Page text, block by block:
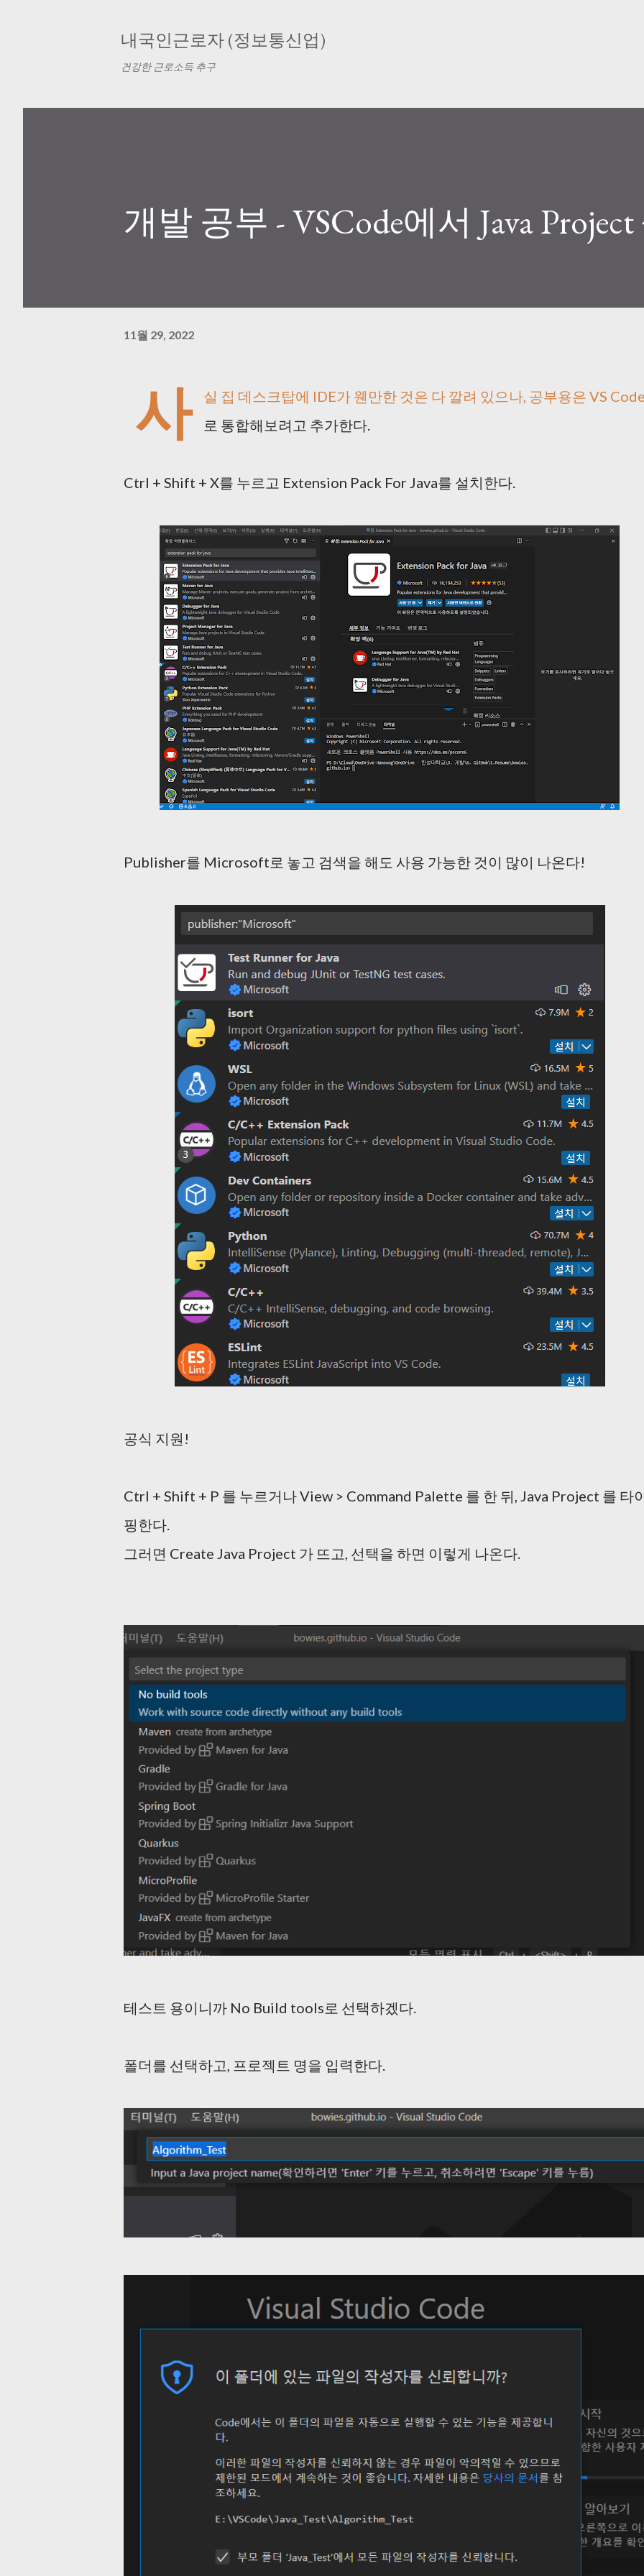
내국인근로자 (정보통신업)
건강한 근로소득 추구
개발 공부 - VSCode에서 Java
11월 29, 2022
사
실 집 데스크탑에 IDE가 웬만한 것은 다 깔려 있으나, 공부용은 VS
로 통합해보려고 추가한다.
Ctrl + Shift + X를 누르고 Extension Pack For Java를 설치한다.
Publisher를 Microsoft로 놓고 검색을 해도 사용 가능한 것이 많이 나온다!
공식 지원!
Ctrl + Shift + P 를 누르거나 View > Command Palette 를 한 뒤, Java Project 를 타
핑한다.
그러면 Create Java Project 가 뜨고, 선택을 하면 이렇게 나온다.
테스트 용이니까 No Build tools로 선택하겠다.
폴더를 선택하고, 프로젝트 명을 입력한다.